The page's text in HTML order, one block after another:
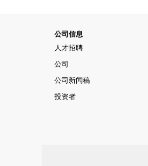
公司信息
人才招聘
公司
公司新闻稿
投资者